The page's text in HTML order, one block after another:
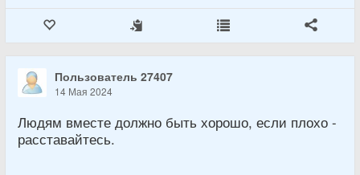
Пользователь 27407
14 Мая 2024
Людям вместе должно быть хорошо, если плохо -
расставайтесь.